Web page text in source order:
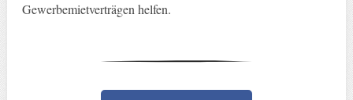
Gewerbemietverträgen helfen.